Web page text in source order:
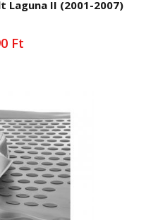
Laguna II (2001-2007)
Ft